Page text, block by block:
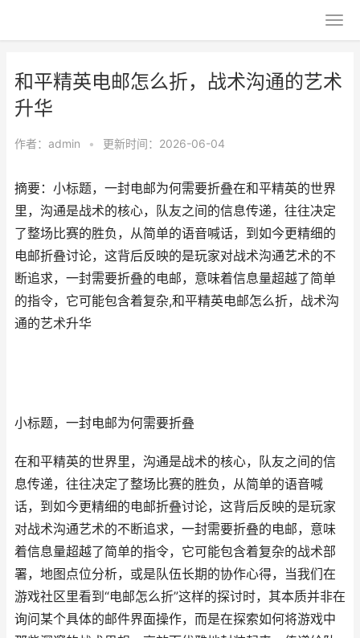
和平精英电邮怎么折，战术沟通的艺术
升华
作者： admin • 更新时间：2026-06-04
摘要：小标题，一封电邮为何需要折叠在和平精英的世界
里，沟通是战术的核心，队友之间的信息传递，往往决定
了整场比赛的胜负，从简单的语音喊话，到如今更精细的
电邮折叠讨论，这背后反映的是玩家对战术沟通艺术的不
断追求，一封需要折叠的电邮，意味着信息量超越了简单
的指令，它可能包含着复杂,和平精英电邮怎么折，战术沟
通的艺术升华
小标题，一封电邮为何需要折叠
在和平精英的世界里，沟通是战术的核心，队友之间的信
息传递，往往决定了整场比赛的胜负，从简单的语音喊
话，到如今更精细的电邮折叠讨论，这背后反映的是玩家
对战术沟通艺术的不断追求，一封需要折叠的电邮，意味
着信息量超越了简单的指令，它可能包含着复杂的战术部
署，地图点位分析，或是队伍长期的协作心得，当我们在
游戏社区里看到“电邮怎么折”这样的探讨时，其本质并非在
询问某个具体的邮件界面操作，而是在探索如何将游戏中